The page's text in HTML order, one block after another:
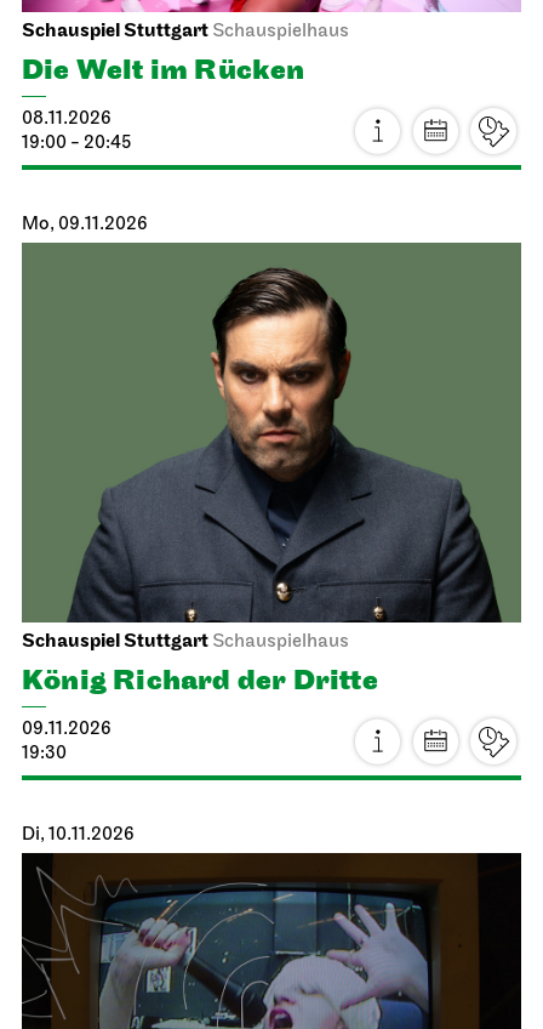
Schauspiel Stuttgart Schauspielhaus
Tanzende Idioten
19:30
von Thorsten Lensing
Mit Texten von Denis Johnson und
zum Mond
Inszenierung
Thorsten Lensing
– was nun?
23.10.2026
Sa, 24.10.2026
Staatstheater StuttgartTreffpunkt Freitreppe Opernhaus
Einblicke
24.10.2026
14:15 - 15:45